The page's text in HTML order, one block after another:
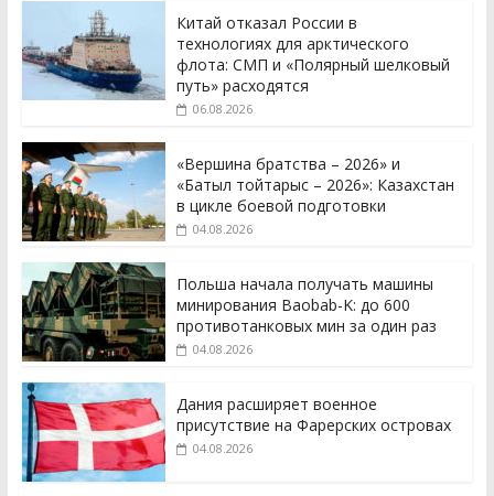
Китай отказал России в
технологиях для арктического
флота: СМП и «Полярный шелковый
путь» расходятся
06.08.2026
«Вершина братства – 2026» и
«Батыл тойтарыс – 2026»: Казахстан
в цикле боевой подготовки
04.08.2026
Польша начала получать машины
минирования Baobab-K: до 600
противотанковых мин за один раз
04.08.2026
Дания расширяет военное
присутствие на Фарерских островах
04.08.2026